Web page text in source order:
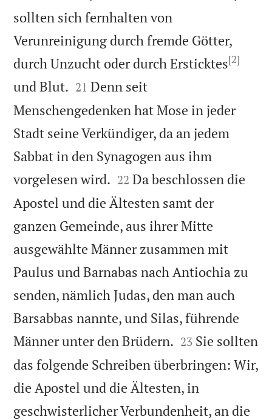
sollten sich fernhalten von
Verunreinigung durch fremde Götter,
durch Unzucht oder durch Ersticktes[2]
und Blut. 

21 Denn seit
Menschengedenken hat Mose in jeder
Stadt seine Verkündiger, da an jedem
Sabbat in den Synagogen aus ihm
vorgelesen wird. 

22 Da beschlossen die
Apostel und die Ältesten samt der
ganzen Gemeinde, aus ihrer Mitte
ausgewählte Männer zusammen mit
Paulus und Barnabas nach Antiochia zu
senden, nämlich Judas, den man auch
Barsabbas nannte, und Silas, führende
Männer unter den Brüdern. 

23 Sie sollten
das folgende Schreiben überbringen: Wir,
die Apostel und die Ältesten, in
geschwisterlicher Verbundenheit, an die